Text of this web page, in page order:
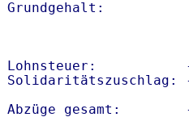
Lohnsteuer:           -
Solidaritätszuschlag:
Abzüge gesamt: